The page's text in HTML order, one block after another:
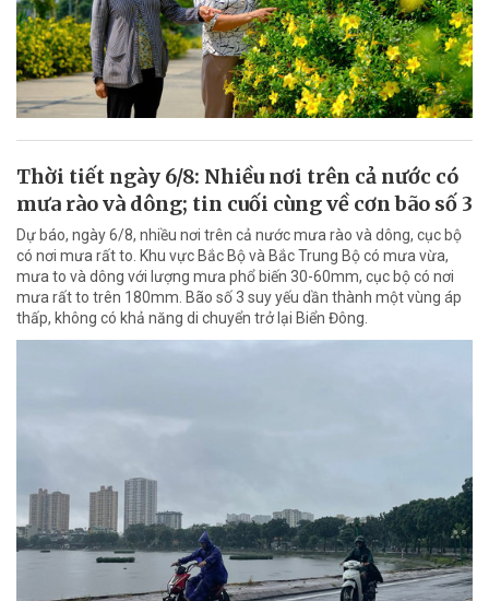
Thời tiết ngày 6/8: Nhiều nơi trên cả nước có
mưa rào và dông; tin cuối cùng về cơn bão số 3
Dự báo, ngày 6/8, nhiều nơi trên cả nước mưa rào và dông, cục bộ
có nơi mưa rất to. Khu vực Bắc Bộ và Bắc Trung Bộ có mưa vừa,
mưa to và dông với lượng mưa phổ biến 30-60mm, cục bộ có nơi
mưa rất to trên 180mm. Bão số 3 suy yếu dần thành một vùng áp
thấp, không có khả năng di chuyển trở lại Biển Đông.